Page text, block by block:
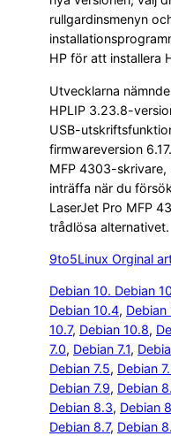
rullgardinsmenyn
HP för att installera
Utvecklarna
HPLIP 3.23.8-
USB-
firmwareversion
MFP 4303-
inträffa när du
LaserJet Pro MFP
trådlösa alternativet.
9to5Linux Orginal
Debian 10. Debian
Debian 10.4, Debian
10.7, Debian 10.8,
7.0, Debian 7.1,
Debian 7.5, Debian
Debian 7.9, Debian
Debian 8.3, Debian
Debian 8.7, Debian